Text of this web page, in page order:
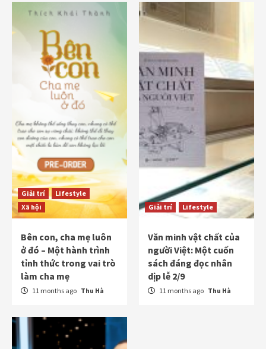
Giải trí
Lifestyle
Xã hội
Bên con, cha mẹ luôn
ở đó – Một hành trình
tỉnh thức trong vai trò
làm cha mẹ
11 months ago Thu Hà
Giải trí Lifestyle
Văn minh vật chất của
người Việt: Một cuốn
sách đáng đọc nhân
dịp lễ 2/9
11 months ago Thu Hà